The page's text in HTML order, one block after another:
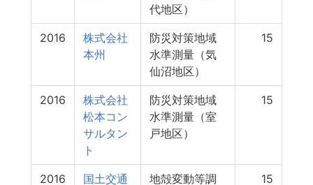
代地区）
2016
株式会社
本州
防災対策地域
水準測量（気
仙沼地区）
15
2016
株式会社
松本コン
サルタン
ト
防災対策地域
水準測量（室
戸地区）
15
2016 国土交通 地殻変動等調 15